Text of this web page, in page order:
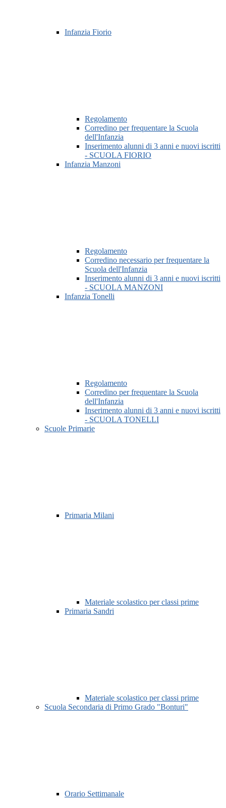
Infanzia Fiorio
Regolamento
Corredino per frequentare la Scuola
dell'Infanzia
Inserimento alunni di 3 anni e nuovi iscritti
- SCUOLA FIORIO
Infanzia Manzoni
Regolamento
Corredino necessario per frequentare la
Scuola dell'Infanzia
Inserimento alunni di 3 anni e nuovi iscritti
- SCUOLA MANZONI
Infanzia Tonelli
Regolamento
Corredino per frequentare la Scuola
dell'Infanzia
Inserimento alunni di 3 anni e nuovi iscritti
- SCUOLA TONELLI
Scuole Primarie
Primaria Milani
Materiale scolastico per classi prime
Primaria Sandri
Materiale scolastico per classi prime
Scuola Secondaria di Primo Grado "Bonturi"
Orario Settimanale